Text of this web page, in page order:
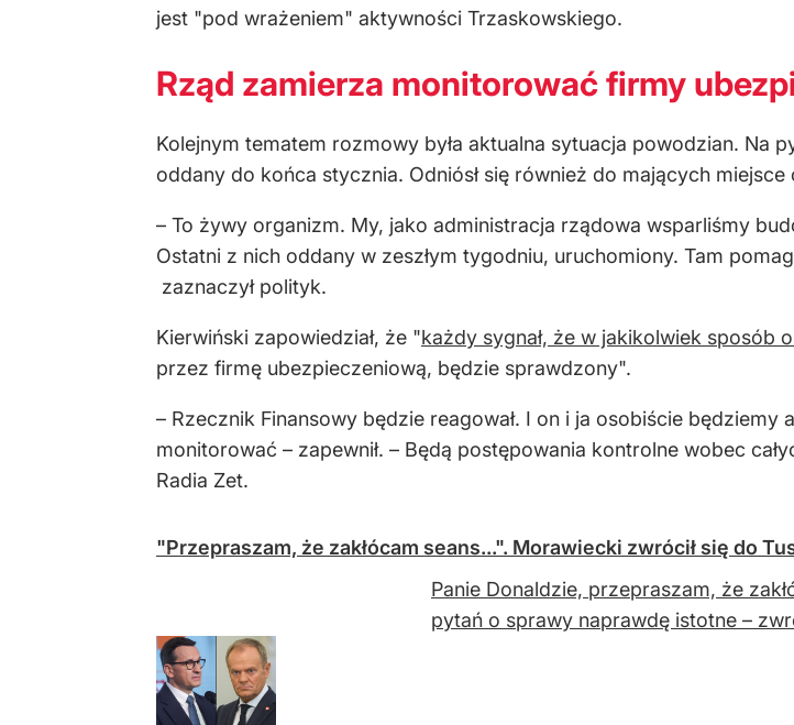
jest "pod wrażeniem" aktywności Trzaskowskiego.
Rząd zamierza monitorować firmy
Kolejnym tematem rozmowy była aktualna sytuacja powodzian. Na
oddany do końca stycznia. Odniósł się również do mających miejsce
– To żywy organizm. My, jako administracja rządowa wsparliśmy
Ostatni z nich oddany w zeszłym tygodniu, uruchomiony. Tam
zaznaczył polityk.
Kierwiński zapowiedział, że "każdy sygnał, że w jakikolwiek sposób
przez firmę ubezpieczeniową, będzie sprawdzony".
– Rzecznik Finansowy będzie reagował. I on i ja osobiście
monitorować – zapewnił. – Będą postępowania kontrolne wobec
Radia Zet.
"Przepraszam, że zakłócam seans...". Morawiecki zwrócił się do
Panie Donaldzie, przepraszam, że
pytań o sprawy naprawdę istotne –